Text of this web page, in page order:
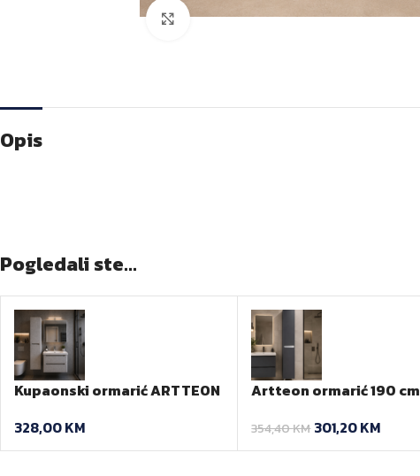
Kliknite za veću sliku
Opis
Pogledali ste...
Kupaonski ormarić ARTTEON
328,00KM
Artteon ormarić 190 cm
354,40KM 301,20KM